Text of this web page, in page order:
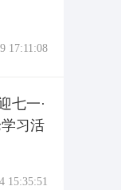
17:11:08
七一·
习活
15:35:51